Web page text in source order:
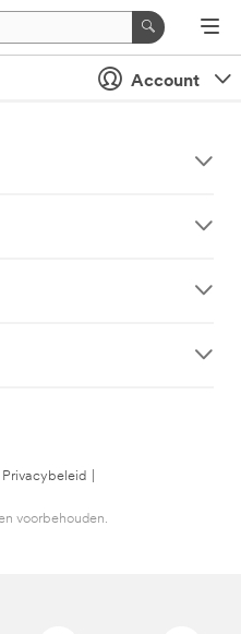
Account
Privacybeleid
voorbehouden.